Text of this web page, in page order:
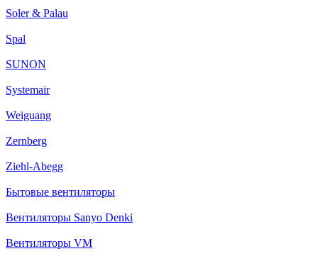
Soler & Palau
Spal
SUNON
Systemair
Weiguang
Zernberg
Ziehl-Abegg
Бытовые вентиляторы
Вентиляторы Sanyo Denki
Вентиляторы VM